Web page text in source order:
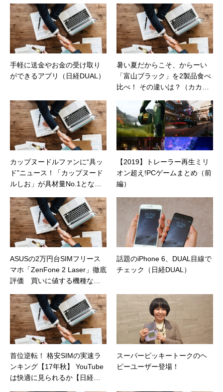
制作。プライベートでは、井上円了哲学塾の第
一期修了生として「哲学カフェ＠神保町」の世
話人、2020年以降は「なごテツ」のオンライン
カフェの世話人を務める。趣味は考えること。
手軽に送金やお金の受け取り
ができるアプリ（日経DUAL）
暑い夏だからこそ、からーい
「富山ブラック」を2製品食べ
比べ！ その違いは？（カカク
カップヌードルファンに“具ッ
ド”ニュース！「カップヌード
ルしお」が具材量No.1となっ
ン）
【2019】トレーラー再生ミリ
オン超え!PCゲームまとめ（前
編）
ASUSの2万円台SIMフリース
マホ「ZenFone 2 Laser」徹底
評価 買いに値する機種なの
ト）
話題のiPhone 6、DUAL目線で
チェック（日経DUAL）
首位逆転！ 格安SIMの実速ラ
ンキング【17年秋】 YouTube
は快適に見られるか【日経ト
スーパーピッキートークのヘ
ビーユーザー登場！